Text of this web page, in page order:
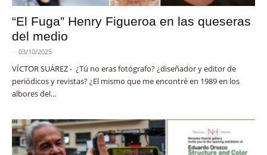
“El Fuga” Henry Figueroa en las queseras
del medio
- 03/10/2025
VÍCTOR SUÁREZ - ¿Tú no eras fotógrafo? ¿diseñador y editor de
periódicos y revistas? ¿El mismo que me encontré en 1989 en los
albores del...